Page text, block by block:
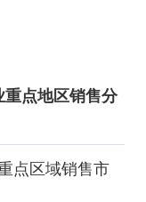
重点地区销售分
点区域销售市